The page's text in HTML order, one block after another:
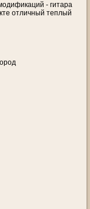
- гитара
отличный теплый